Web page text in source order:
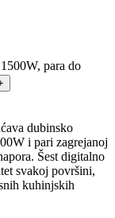
para do
dubinsko
i pari zagrejanoj
Šest digitalno
svakoj površini,
kuhinjskih